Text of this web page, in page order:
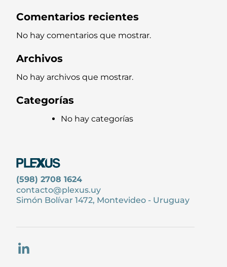
Comentarios recientes
No hay comentarios que mostrar.
Archivos
No hay archivos que mostrar.
Categorías
No hay categorías
(598) 2708 1624
contacto@plexus.uy
Simón Bolívar 1472, Montevideo - Uruguay
LinkedIn